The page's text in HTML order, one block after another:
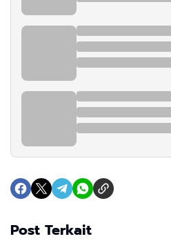
Post Terkait